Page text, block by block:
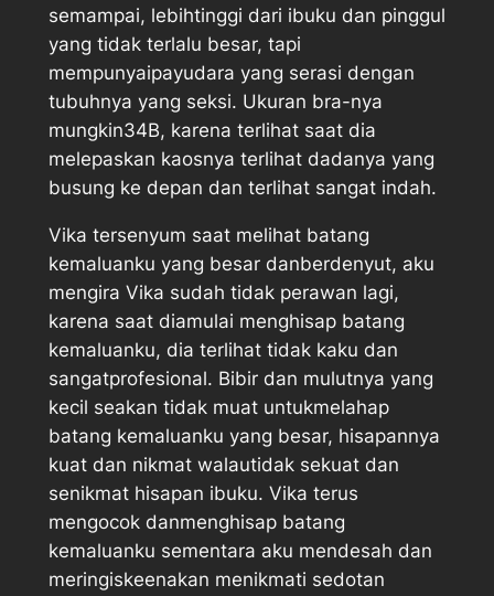
semampai, lebihtinggi dari ibuku dan pinggul
yang tidak terlalu besar, tapi
mempunyaipayudara yang serasi dengan
tubuhnya yang seksi. Ukuran bra-nya
mungkin34B, karena terlihat saat dia
melepaskan kaosnya terlihat dadanya yang
busung ke depan dan terlihat sangat indah.
Vika tersenyum saat melihat batang
kemaluanku yang besar danberdenyut, aku
mengira Vika sudah tidak perawan lagi,
karena saat diamulai menghisap batang
kemaluanku, dia terlihat tidak kaku dan
sangatprofesional. Bibir dan mulutnya yang
kecil seakan tidak muat untukmelahap
batang kemaluanku yang besar, hisapannya
kuat dan nikmat walautidak sekuat dan
senikmat hisapan ibuku. Vika terus
mengocok danmenghisap batang
kemaluanku sementara aku mendesah dan
meringiskeenakan menikmati sedotan